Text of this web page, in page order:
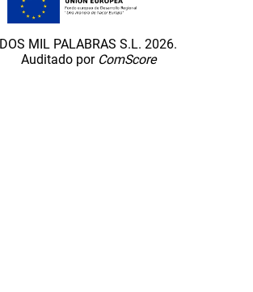
DOS MIL PALABRAS S.L. 2026.
Auditado por ComScore